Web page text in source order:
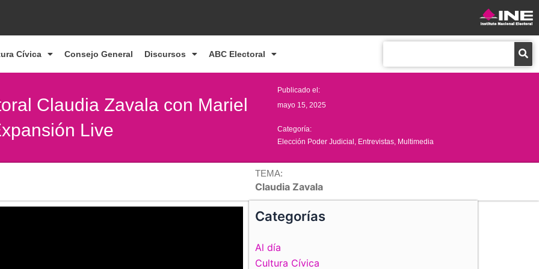
Cívica Consejo General Discursos ABC Electoral
Claudia Zavala con Mariel
Live
Publicado el:
mayo 15, 2025
Categoría:
Elección Poder Judicial Entrevistas Multimedia
TEMA:
Claudia Zavala
Categorías
Al día
Cultura Cívica